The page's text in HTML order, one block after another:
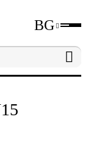
BG
Лазерни и